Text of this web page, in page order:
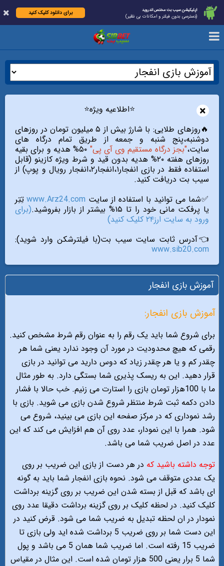
اپلیکیشن سیب بت مختص اندروید
(دسترسی بدون فیلتر و امکانات بی نظیر)
برای دانلود کلیک کنید
×
⭐️اطلاعیه ویژه⭐️
🔥روزهای طلایی: با شارژ بیش از ۵ میلیون تومان در روزهای
دوشنبه،پنج شنبه و جمعه از طریق تمام درگاه های
سایت،"بجز درگاه مستقیم وی آی پی"
۵۰% هدیه و برای بقیه
روزهای هفته ۲۰% هدیه بدون قید و شرط ویژه کازینو (قابل
استفاده فقط در بازی انفجار۱،انفجار۲،انفجار رویال و پوپ) از
سیب بت دریافت کنید.
✅شما می توانید با استفاده از سایت www.Arz24.com تِتِر
یا پرفکت مانی خود را تا ۱۵% بیشتر از بازار بفروشید.
(برای
ورود به سایت ارز۲۴ کلیک کنید)
👈آدرس ثابت سایت سیب بت(با فیلترشکن وارد شوید):
www.sib20.com
آموزش بازی انفجار
آموزش بازی انفجار:
برای شروع شما باید یک رقم را به عنوان رقم شرط مشخص کنید.
رقمی که هیچ محدودیت در مورد آن وجود ندارد یعنی شما هر
چقدر کم و یا هر چقدر زیاد که دوس دارید می توانید در بازی
قرار دهید. این به ریسک پذیری شما بستگی دارد. به طور مثال
ما با 100هزار تومان بازی را استارت می زنیم. خب حالا با فشار
دادن دکمه ثبت شرط منتظر شروع شدن بازی می شوید. بازی با
رشد نموداری که در مرکز صفحه این بازی می بینید، شروع می
شود. همرا با این نمودار، عدد روی آن هم افزایش می کند که این
عدد در اصل ضریب شما می باشد.
توجه داشته باشید که در هر دست از بازی این ضریب بر روی
یک عددی متوقف می شود. نحوه بازی انفجار شما باید به گونه
ای باشد که قبل از بسته شدن این ضریب بر روی گزینه برداشت
کلیک کنید. در لحظه کلیک بر روی گزینه برداشت دقیقا عدد روی
نمودار در ان لحظه تبدیل به ضریب شما می شود. قرض کنید در
این دست شما بر روی ضریب 5 برداشت شده اید ولی بازی تا
ضریب 15 رفته است. اما ضریب شما همان 5 می باشد و پول
شما 5 برار یعنی 500 هزار تومان شده است. این مثال در مقیاس